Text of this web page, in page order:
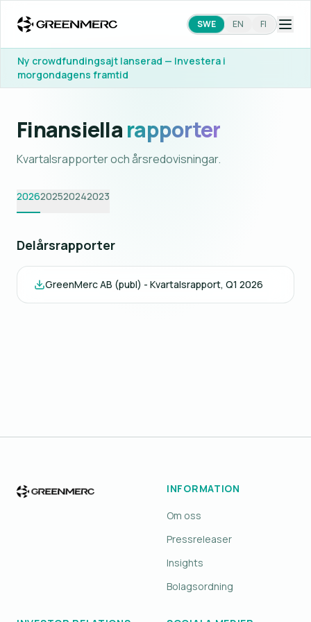
SWE EN FI
Ny crowdfundingsajt lanserad — Investera i
morgondagens framtid
Finansiellarapporter
Kvartalsrapporter och årsredovisningar.
2026202520242023
Delårsrapporter
GreenMerc AB (publ) - Kvartalsrapport, Q1 2026
INFORMATION
Om oss
Pressreleaser
Insights
Bolagsordning